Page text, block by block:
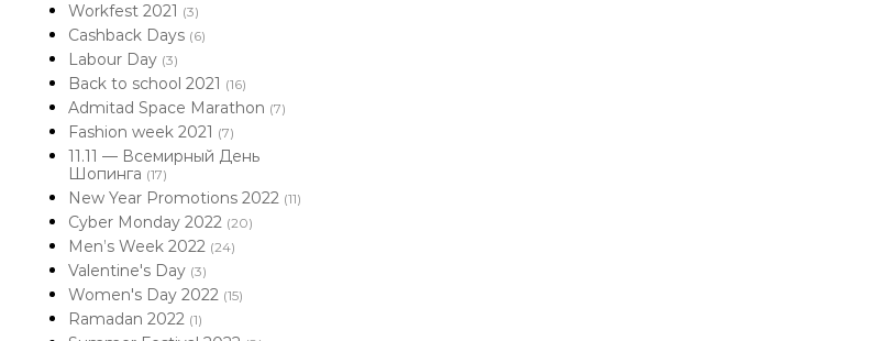
Workfest 2021 (3)
Cashback Days (6)
Labour Day (3)
Back to school 2021 (16)
Admitad Space Marathon (7)
Fashion week 2021 (7)
11.11 — Всемирный День
Шопинга (17)
New Year Promotions 2022 (11)
Cyber Monday 2022 (20)
Men’s Week 2022 (24)
Valentine's Day (3)
Women's Day 2022 (15)
Ramadan 2022 (1)